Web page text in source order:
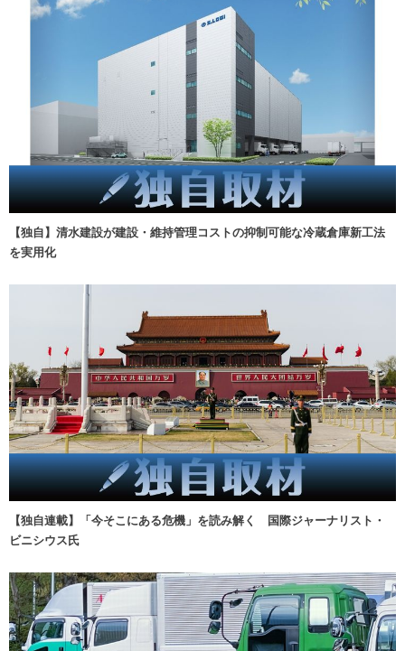
【独自】清水建設が建設・維持管理コストの抑制可能な冷蔵倉庫新工法
を実用化
【独自連載】「今そこにある危機」を読み解く 国際ジャーナリスト・
ビニシウス氏